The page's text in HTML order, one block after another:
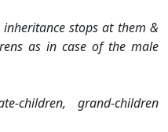
stops at them &
as in case of the male
children, grand-children